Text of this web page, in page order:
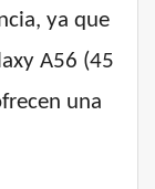
ya que
A56 (45
una